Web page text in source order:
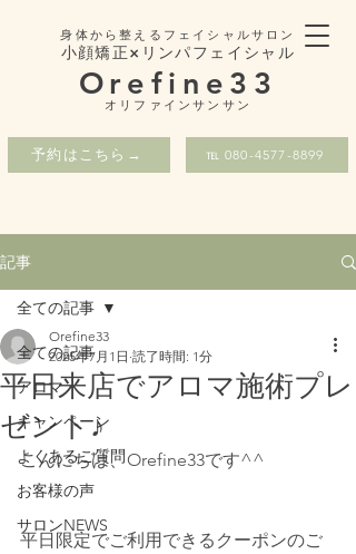
身体から整えるフェイシャルサロン
小顔矯正×リンパフェイシャル
Orefine33
​オリファインサンサン
予約はこちら→ ℡ 080-4577-8899
記事
全ての記事
アロマ
キャンペーン
よくあるご質問
お客様の声
サロンNEWS
全ての記事
平日来店でアロマ施術プレ
ゼント♪
Orefine33
2025年7月1日 読了時間: 1分
こんにちは、Orefine33です^^
平日限定でご利用できるクーポンのご